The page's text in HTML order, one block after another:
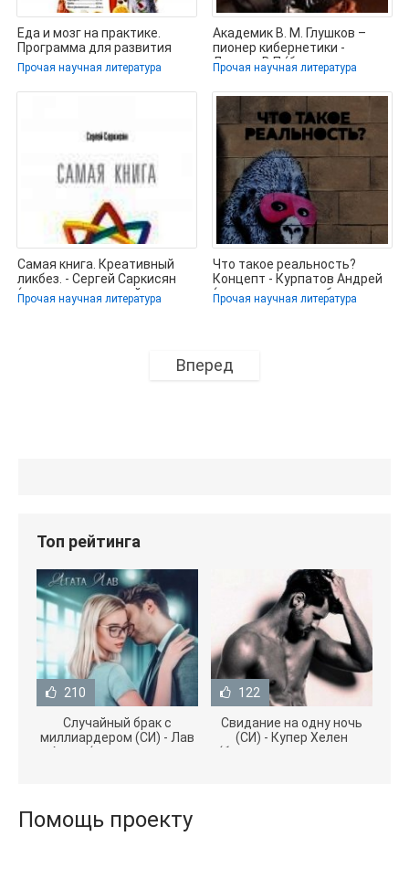
Еда и мозг на практике.
Программа для развития
мозга, снижения веса и
Прочая научная литература
Академик В. М. Глушков –
пионер кибернетики -
Деркач В.П (бесплатные
онлайн
Прочая научная литература
Самая книга. Креативный
ликбез. - Сергей Саркисян
(читать книги онлайн
Прочая научная литература
Что такое реальность?
Концепт - Курпатов Андрей
(книги полностью бесплатно
Прочая научная литература
Вперед
Топ рейтинга
210
Случайный брак с
миллиардером (СИ) - Лав
Агата (полная версия
122
Свидание на одну ночь
(СИ) - Купер Хелен
(бесплатные серии книг
Помощь проекту